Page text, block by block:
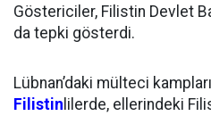
Göstericiler, Filistin Devlet
da tepki gösterdi.
Lübnan’daki mülteci
Filistin lilerde, ellerindeki